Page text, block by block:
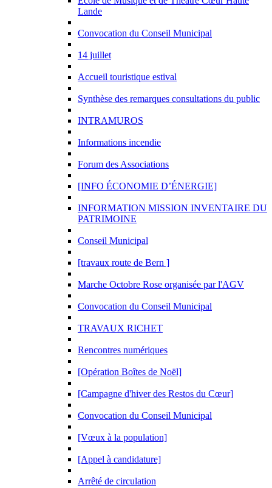
Lande
Convocation du Conseil Municipal
14 juillet
Accueil touristique estival
Synthèse des remarques consultations du public
INTRAMUROS
Informations incendie
Forum des Associations
[INFO ÉCONOMIE D’ÉNERGIE]
INFORMATION MISSION INVENTAIRE DU
PATRIMOINE
Conseil Municipal
[travaux route de Bern ]
Marche Octobre Rose organisée par l'AGV
Convocation du Conseil Municipal
TRAVAUX RICHET
Rencontres numériques
[Opération Boîtes de Noël]
[Campagne d'hiver des Restos du Cœur]
Convocation du Conseil Municipal
[Vœux à la population]
[Appel à candidature]
Arrêté de circulation